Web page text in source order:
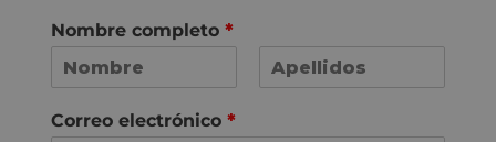
Nombre completo *
o
m
Correo electrónico *